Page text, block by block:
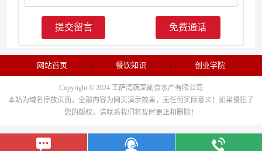
免费通话
网站首页 餐饮知识 创业学院
Copyright © 2024 王萨湾蔬菜副食水产有限公司
本站为域名停放页面，全部内容为网页演示效果，无任何实际意义！如果侵犯了
您的版权，请联系我们将及时更正和删除！